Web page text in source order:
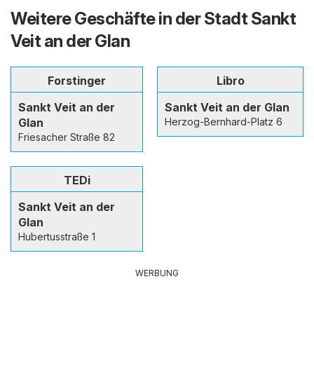
Weitere Geschäfte in der Stadt Sankt
Veit an der Glan
Forstinger
Sankt Veit an der
Glan
Friesacher Straße 82
Libro
Sankt Veit an der Glan
Herzog-Bernhard-Platz 6
TEDi
Sankt Veit an der
Glan
Hubertusstraße 1
WERBUNG